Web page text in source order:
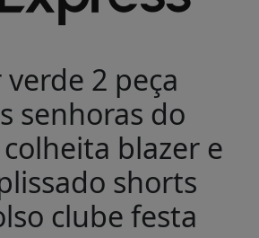
2 peça
senhoras do
blazer e
shorts
clube festa